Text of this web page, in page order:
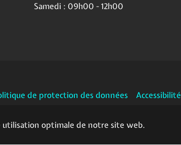
utilisation optimale de notre site web.
Samedi : 09h00 - 12h00
de protection des données Accessibilité
Facebook